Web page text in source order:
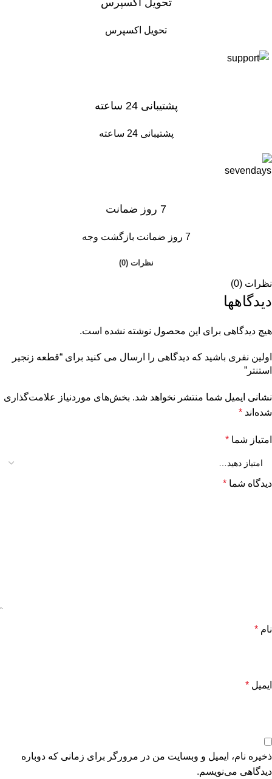
تحویل اکسپرس
پشتیبانی 24 ساعته
پشتیبانی 24 ساعته
7 روز ضمانت
7 روز ضمانت بازگشت وجه
نظرات (0)
نظرات (0)
دیدگاهها
هیچ دیدگاهی برای این محصول نوشته نشده است.
اولین نفری باشید که دیدگاهی را ارسال می کنید برای “قطعه زنجیر
استنتر”
نشانی ایمیل شما منتشر نخواهد شد. بخش‌های موردنیاز علامت‌گذاری
شده‌اند *
امتیاز شما *
دیدگاه شما *
نام *
ایمیل *
ذخیره نام، ایمیل و وبسایت من در مرورگر برای زمانی که دوباره
دیدگاهی می‌نویسم.